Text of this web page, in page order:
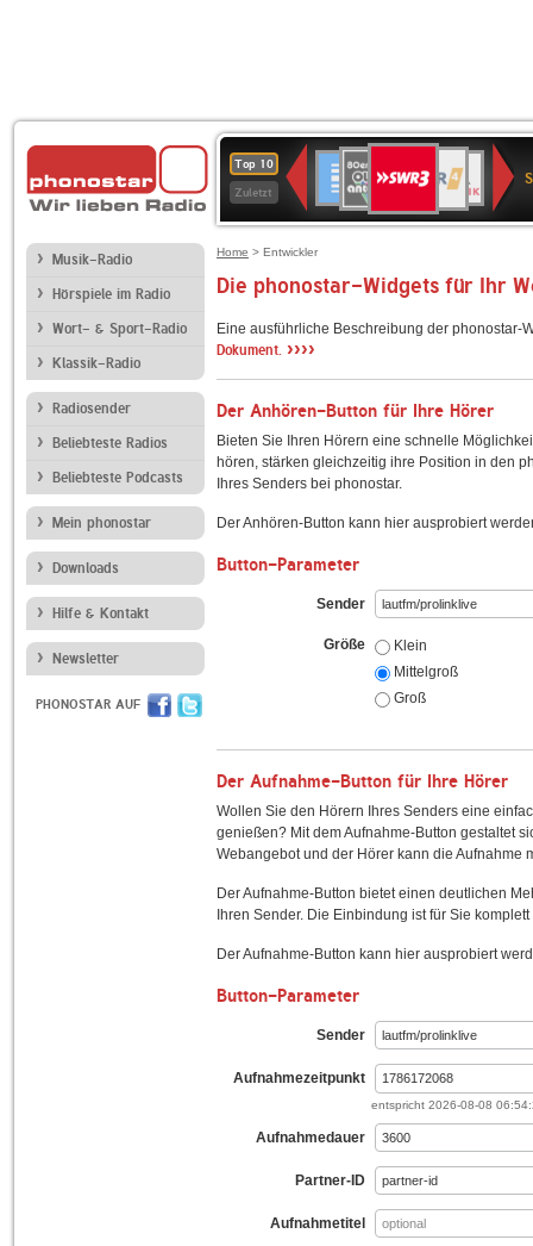
Top 10
Zuletzt
Deutschlandfunk
80er
90er
OLDIE
ANTENNE
4
KLASSIK
SWR
Kultur
NDR
2
Musik-Radio
Hörspiele im Radio
Wort- & Sport-Radio
Klassik-Radio
Radiosender
Beliebteste Radios
Beliebteste Podcasts
Mein phonostar
Downloads
Hilfe & Kontakt
Newsletter
PHONOSTAR AUF
Home > Entwickler
Die phonostar-Widgets für Ihr
Eine ausführliche Beschreibung der
Dokument. ››››
Der Anhören-Button für Ihre Hörer
Bieten Sie Ihren Hörern eine schnelle
hören, stärken gleichzeitig ihre Position in den
Ihres Senders bei phonostar.
Der Anhören-Button kann hier ausprobiert
Button-Parameter
Sender
Größe
Klein
Mittelgroß
Groß
Der Aufnahme-Button für Ihre Hörer
Wollen Sie den Hörern Ihres Senders eine
genießen? Mit dem Aufnahme-Button gestaltet
Webangebot und der Hörer kann die Aufnahme
Der Aufnahme-Button bietet einen deutlichen
Ihren Sender. Die Einbindung ist für Sie
Der Aufnahme-Button kann hier ausprobiert
Button-Parameter
Sender
Aufnahmezeitpunkt
entspricht 2026-08-08
Aufnahmedauer
Partner-ID
Aufnahmetitel